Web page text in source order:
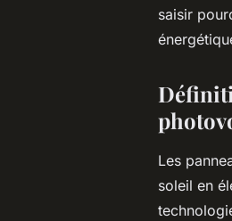
saisir
Les
soleil en